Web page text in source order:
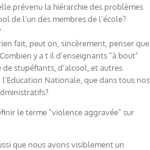
prévenu la hiérarchie des problèmes
de l’un des membres de l’école?
fait, peut on, sincèrement, penser que
y a t il d’enseignants "à bout"
de stupéfiants, d’alcool, et autres
l’Education Nationale, que dans tous nos
le terme "violence aggravée" sur
que nous avons visiblement un